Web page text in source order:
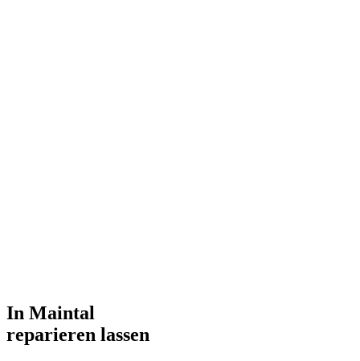
In Maintal
reparieren lassen